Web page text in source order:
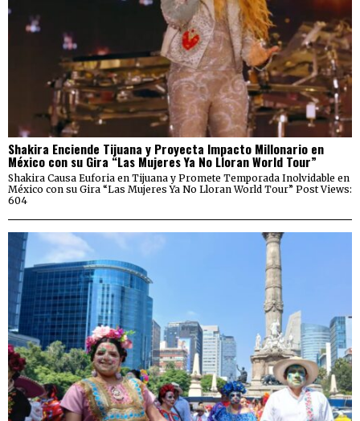
Shakira Enciende Tijuana y Proyecta Impacto Millonario en
México con su Gira “Las Mujeres Ya No Lloran World Tour”
Shakira Causa Euforia en Tijuana y Promete Temporada Inolvidable en
México con su Gira “Las Mujeres Ya No Lloran World Tour” Post Views:
604